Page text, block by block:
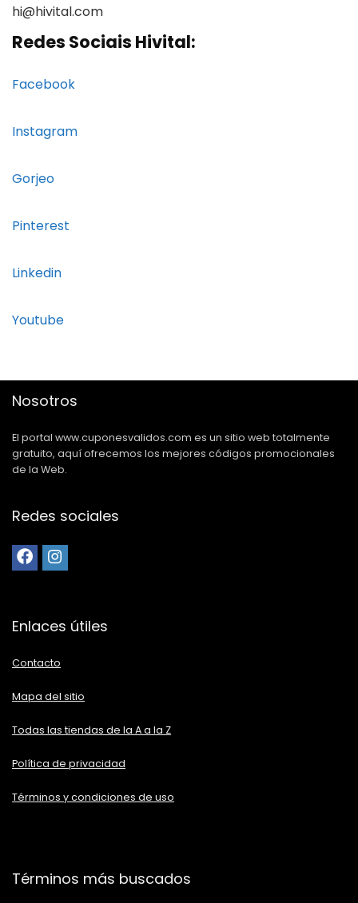
hi@hivital.com
Redes Sociais Hivital:
Facebook
Instagram
Gorjeo
Pinterest
Linkedin
Youtube
Nosotros
El portal www.cuponesvalidos.com es un sitio web totalmente
gratuito, aquí ofrecemos los mejores códigos promocionales
de la Web.
Redes sociales
Enlaces útiles
Contacto
Mapa del sitio
Todas las tiendas de la A a la Z
Política de privacidad
Términos y condiciones de uso
Términos más buscados